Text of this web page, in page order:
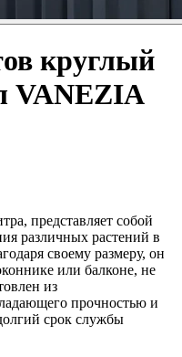
круглый
VANEZIA
представляет собой
различных растений в
своему размеру, он
или балконе, не
из
прочностью и
срок службы